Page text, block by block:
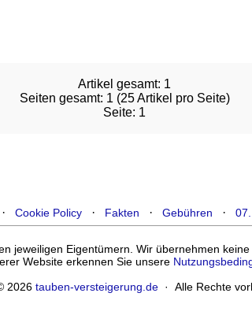
Artikel gesamt: 1
Seiten gesamt: 1 (25 Artikel pro Seite)
Seite: 1
Cookie Policy· Fakten · Gebühren ·
jeweiligen Eigentümern. Wir übernehmen
Website erkennen Sie unsere
2026 tauben-versteigerung.de· Alle Rechte